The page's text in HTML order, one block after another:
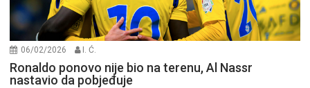
06/02/2026 I. Ć.
Ronaldo ponovo nije bio na terenu, Al Nassr
nastavio da pobjeđuje